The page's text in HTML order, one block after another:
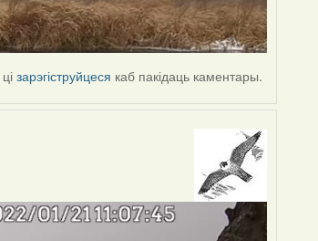
цізарэгіструйцеся каб пакідаць каментары.